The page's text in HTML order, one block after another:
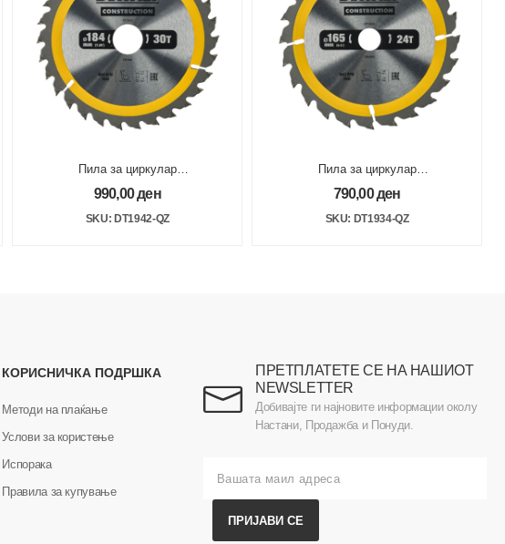
Пила за циркулар
184x30mm 30Z
990,00ден
SKU: DT1942-QZ
Пила за циркулар
165x20mm 24Z
790,00ден
SKU: DT1934-QZ
ПРЕТПЛАТЕТЕ СЕ НА НАШИОТ
NEWSLETTER
Добивајте ги најновите информации околу
Настани, Продажба и Понуди.
ПРИЈАВИ СЕ
КОРИСНИЧКА ПОДРШКА
Методи на плаќање
Услови за користење
Испорака
Правила за купување